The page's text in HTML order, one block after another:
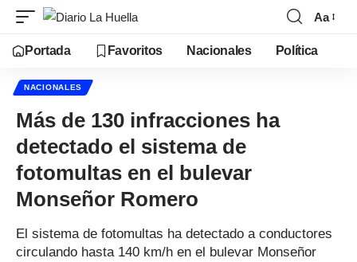
Aa
Portada Favoritos Nacionales Política
NACIONALES
Más de 130 infracciones ha
detectado el sistema de
fotomultas en el bulevar
Monseñor Romero
El sistema de fotomultas ha detectado a conductores
circulando hasta 140 km/h en el bulevar Monseñor